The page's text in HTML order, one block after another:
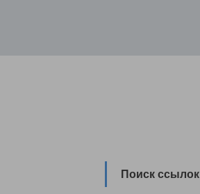
Поиск ссылок